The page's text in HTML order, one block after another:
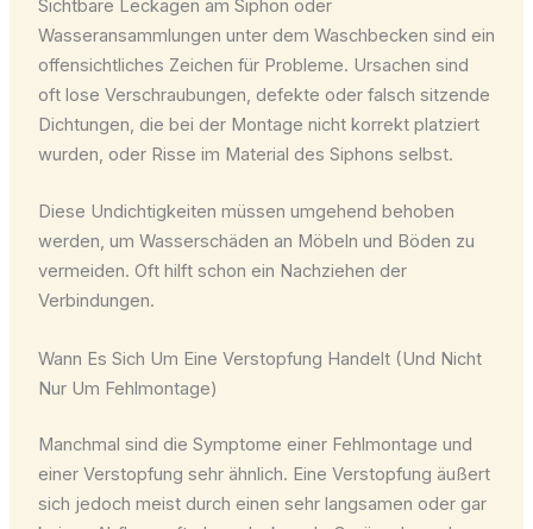
Sichtbare Leckagen am Siphon oder
Wasseransammlungen unter dem Waschbecken sind ein
offensichtliches Zeichen für Probleme. Ursachen sind
oft lose Verschraubungen, defekte oder falsch sitzende
Dichtungen, die bei der Montage nicht korrekt platziert
wurden, oder Risse im Material des Siphons selbst.
Diese Undichtigkeiten müssen umgehend behoben
werden, um Wasserschäden an Möbeln und Böden zu
vermeiden. Oft hilft schon ein Nachziehen der
Verbindungen.
Wann Es Sich Um Eine Verstopfung Handelt (Und Nicht
Nur Um Fehlmontage)
Manchmal sind die Symptome einer Fehlmontage und
einer Verstopfung sehr ähnlich. Eine Verstopfung äußert
sich jedoch meist durch einen sehr langsamen oder gar